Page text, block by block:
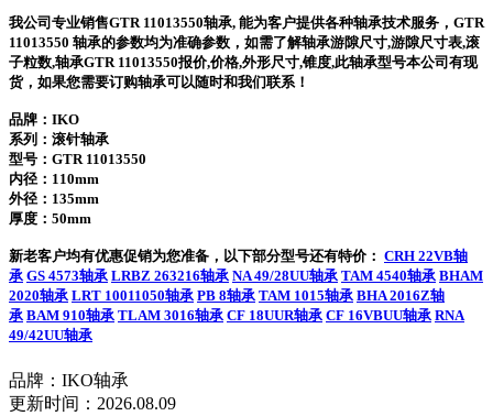
我公司专业销售GTR 11013550轴承, 能为客户提供各种轴承技术服务，GTR
11013550 轴承的参数均为准确参数，如需了解轴承游隙尺寸,游隙尺寸表,滚
子粒数,轴承GTR 11013550报价,价格,外形尺寸,锥度,此轴承型号本公司有现
货，如果您需要订购轴承可以随时和我们联系！
品牌：IKO
系列：滚针轴承
型号： GTR 11013550
内径：110mm
外径：135mm
厚度：50mm
新老客户均有优惠促销为您准备，以下部分型号还有特价： CRH 22VB轴
承 GS 4573轴承 LRBZ 263216轴承 NA 49/28UU轴承 TAM 4540轴承 BHAM
2020轴承 LRT 10011050轴承 PB 8轴承 TAM 1015轴承 BHA 2016Z轴
承 BAM 910轴承 TLAM 3016轴承 CF 18UUR轴承 CF 16VBUU轴承 RNA
49/42UU轴承
品牌：IKO轴承
更新时间：2026.08.09